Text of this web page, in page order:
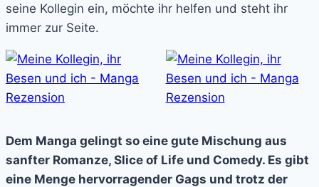
seine Kollegin ein, möchte ihr helfen und steht ihr
immer zur Seite.
Dem Manga gelingt so eine gute Mischung aus
sanfter Romanze, Slice of Life und Comedy. Es gibt
eine Menge hervorragender Gags und trotz der